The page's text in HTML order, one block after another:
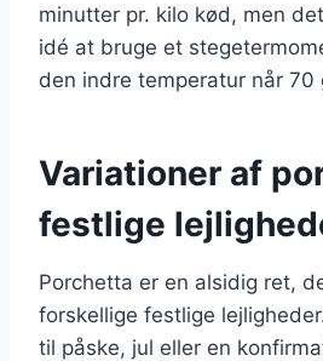
minutter pr. kilo kød, men
idé at bruge et
den indre temperatur når 70
Variationer af
festlige
Porchetta er en alsidig ret,
forskellige festlige
til påske, jul eller en